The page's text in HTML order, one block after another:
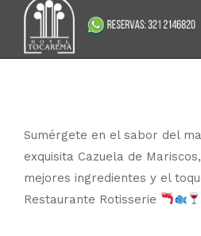
Sumérgete en el sabor del
exquisita Cazuela de
mejores ingredientes y el
Restaurante Rotisserie